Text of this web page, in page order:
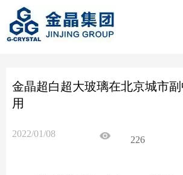
金晶超白超大玻璃在北京城市
用
2022/01/08
226